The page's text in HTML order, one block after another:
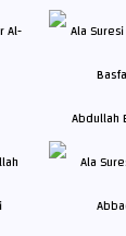
Abdullah